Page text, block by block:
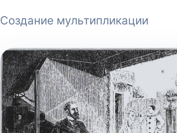
Создание мультипликации